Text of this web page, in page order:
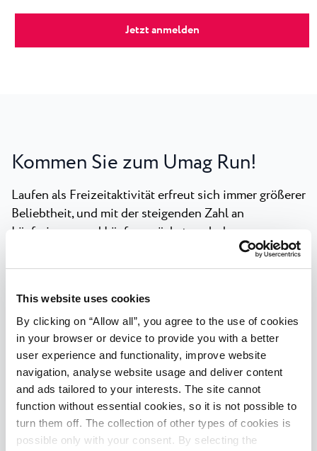
This website uses cookies
By clicking on “Allow all”, you agree to the use of cookies
in your browser or device to provide you with a better
user experience and functionality, improve website
navigation, analyse website usage and deliver content
and ads tailored to your interests. The site cannot
function without essential cookies, so it is not possible to
turn them off. The collection of other types of cookies is
possible only with your consent. By selecting the
Jetzt anmelden
Kommen Sie zum Umag Run!
Laufen als Freizeitaktivität erfreut sich immer größerer
Beliebtheit, und mit der steigenden Zahl an
Läuferinnen und Läufern wächst auch der
Wettkampfkalender. Wenn Sie einen Frühlingslauf
suchen, der eine wunderschöne Strecke entlang der
Pinien, eine großartige Atmosphäre während des
gesamten Wochenendes und Angebote für die ganze
Familie bietet – und das in einem der beliebtesten
Urlaubsziele – dann ist der Umag Run die richtige
Wahl.
Ein zusätzlicher Vorteil für die Teilnehmer sind
vergünstigte Unterkunftskonditionen in den Anlagen
von Plava Laguna.